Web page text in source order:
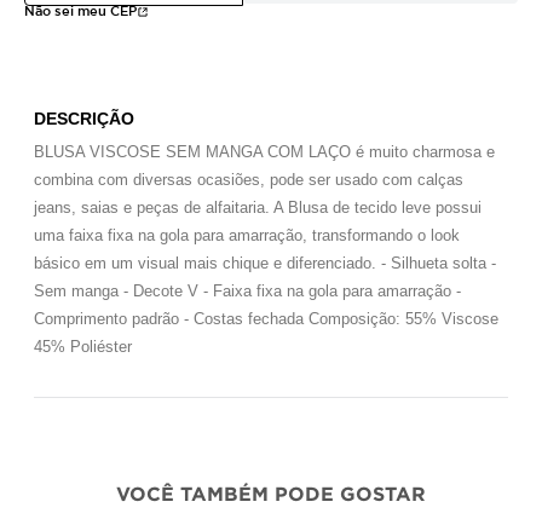
Não sei meu CEP
DESCRIÇÃO
BLUSA VISCOSE SEM MANGA COM LAÇO é muito charmosa e
combina com diversas ocasiões, pode ser usado com calças
jeans, saias e peças de alfaitaria. A Blusa de tecido leve possui
uma faixa fixa na gola para amarração, transformando o look
básico em um visual mais chique e diferenciado. - Silhueta solta -
Sem manga - Decote V - Faixa fixa na gola para amarração -
Comprimento padrão - Costas fechada Composição: 55% Viscose
45% Poliéster
VOCÊ TAMBÉM PODE GOSTAR